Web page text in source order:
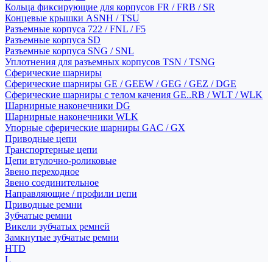
Кольца фиксирующие для корпусов FR / FRB / SR
Концевые крышки ASNH / TSU
Разъемные корпуса 722 / FNL / F5
Разъемные корпуса SD
Разъемные корпуса SNG / SNL
Уплотнения для разъемных корпусов TSN / TSNG
Сферические шарниры
Сферические шарниры GE / GEEW / GEG / GEZ / DGE
Сферические шарниры с телом качения GE..RB / WLT / WLK
Шарнирные наконечники DG
Шарнирные наконечники WLK
Упорные сферические шарниры GAC / GX
Приводные цепи
Транспортерные цепи
Цепи втулочно-роликовые
Звено переходное
Звено соединительное
Направляющие / профили цепи
Приводные ремни
Зубчатые ремни
Викели зубчатых ремней
Замкнутые зубчатые ремни
HTD
L